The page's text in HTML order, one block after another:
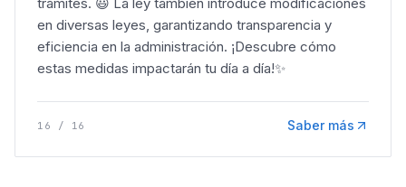
en diversas leyes, garantizando transparencia y
eficiencia en la administración. ¡Descubre cómo
estas medidas impactarán tu día a día!✨
16 / 16 Saber más